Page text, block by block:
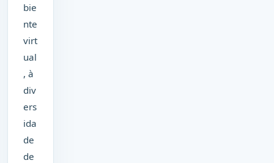
bie
nte
virt
ual
, à
div
ers
ida
de
de